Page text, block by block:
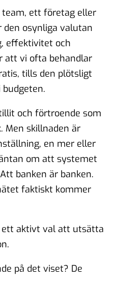
ett företag eller
osynliga valutan
effektivitet och
att vi ofta behandlar
tills den plötsligt
och förtroende som
Men skillnaden är
en mer eller
om att systemet
banken är banken.
faktiskt kommer
ett aktivt val att utsätta
på det viset? De